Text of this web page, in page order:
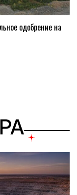
одобрение на